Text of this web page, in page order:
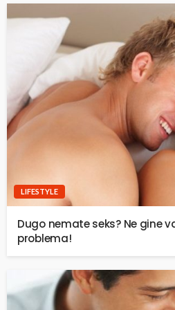
LIFESTYLE
Dugo nemate seks? Ne gine
problema!